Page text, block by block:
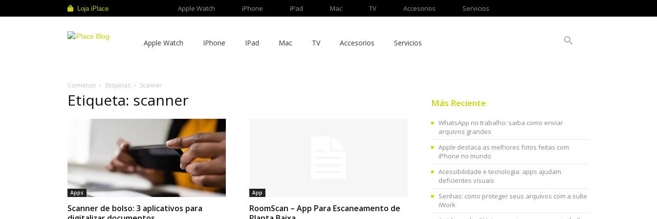
Loja iPlace Apple Watch iPhone iPad Mac TV Accesorios Servicios
Apple Watch IPhone IPad Mac TV Accesorios Servicios
Comienzo Etiquetas Scanner
Etiqueta: scanner
Apps
Scanner de bolso: 3 aplicativos para
App
RoomScan – App Para Escaneamento de
Más Reciente
WhatsApp no trabalho: saiba como enviar
arquivos grandes
Apple destaca as melhores fotos feitas com
iPhone no mundo
Acessibilidade e tecnologia: apps ajudam
deficientes visuais
Senhas: como proteger seus arquivos com a suíte
iWork